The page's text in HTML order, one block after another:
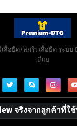
สื้อยืด/สกรีนเสื้อยืด ระบบ
เมี่ยม
จริงจากลูกค้าที่ใ